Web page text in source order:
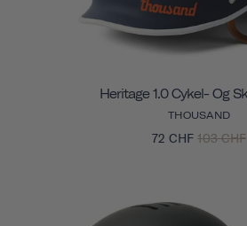
Heritage 1.0 Cykel- Og
THOUSAND
72 CHF 103 CHF